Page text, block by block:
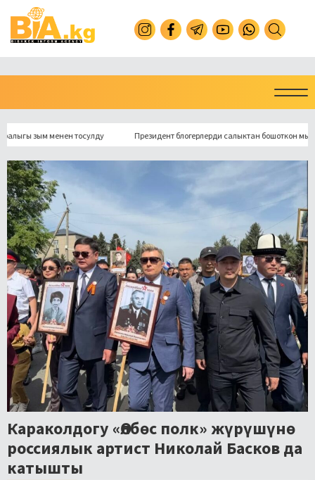
зым менен тосулду Президент блогерлерди салыктан бошоткон мыйзамга
Караколдогу «Өлбөс полк» жүрүшүнө
россиялык артист Николай Басков да
катышты